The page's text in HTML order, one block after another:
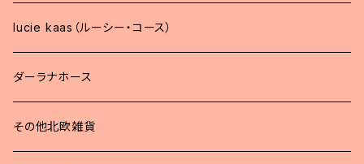
lucie kaas（ルーシー・コース）
ダーラナホース
その他北欧雑貨